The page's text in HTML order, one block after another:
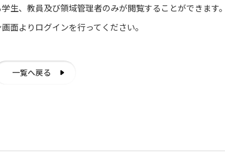
生、教員及び領域管理者のみが閲覧することができます。
面より ログインを行ってください。
一覧へ戻る